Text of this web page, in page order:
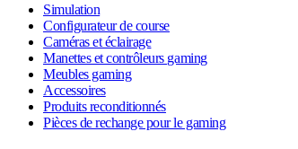
Simulation
Configurateur de course
Caméras et éclairage
Manettes et contrôleurs gaming
Meubles gaming
Accessoires
Produits reconditionnés
Pièces de rechange pour le gaming